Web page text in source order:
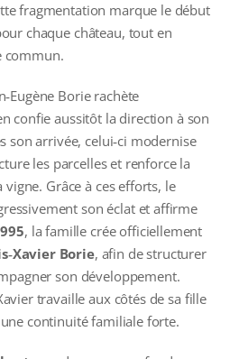
fragmentation marque le début
chaque château, tout en
commun.
Borie rachète
confie aussitôt la direction à son
son arrivée, celui‑ci modernise
les parcelles et renforce la
Grâce à ces efforts, le
son éclat et affirme
, la famille crée officiellement
Borie, afin de structurer
son développement.
travaille aux côtés de sa fille
continuité familiale forte.